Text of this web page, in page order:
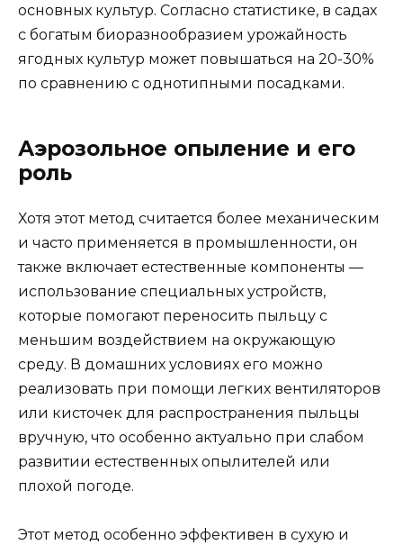
основных культур. Согласно статистике, в садах
с богатым биоразнообразием урожайность
ягодных культур может повышаться на 20-30%
по сравнению с однотипными посадками.
Аэрозольное опыление и его
роль
Хотя этот метод считается более механическим
и часто применяется в промышленности, он
также включает естественные компоненты —
использование специальных устройств,
которые помогают переносить пыльцу с
меньшим воздействием на окружающую
среду. В домашних условиях его можно
реализовать при помощи легких вентиляторов
или кисточек для распространения пыльцы
вручную, что особенно актуально при слабом
развитии естественных опылителей или
плохой погоде.
Этот метод особенно эффективен в сухую и